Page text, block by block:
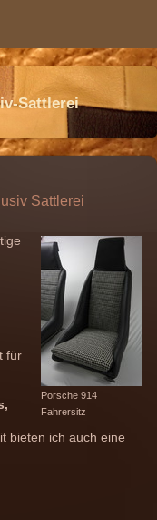
Sattlerei
Sattlerei
Porsche 914
Fahrersitz
für
bieten ich auch eine